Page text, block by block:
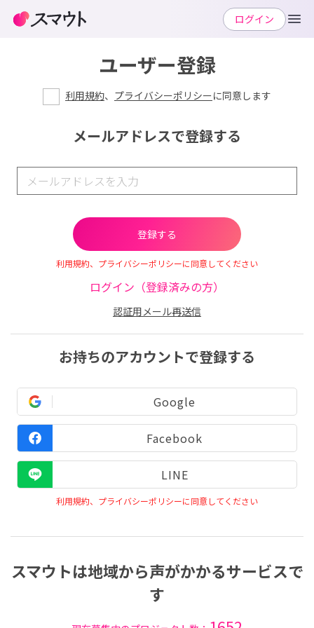
ユーザー登録
利用規約、 プライバシーポリシーに同意します
メールアドレスで登録する
利用規約、プライバシーポリシーに同意してください
ログイン（登録済みの方）
認証用メール再送信
お持ちのアカウントで登録する
Google
Facebook
LINE
利用規約、プライバシーポリシーに同意してください
スマウトは地域から声がかかるサービスで
す
ログイン